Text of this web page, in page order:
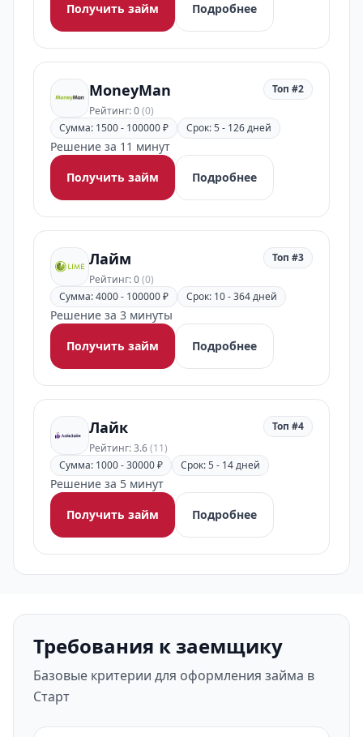
Получить займ
Подробнее
MoneyMan
Рейтинг: 0(0)
Топ #2
Сумма: 1500 - 100000 ₽ Срок: 5 - 126 дней
Решение за 11 минут
Получить займ
Подробнее
Лайм
Рейтинг: 0(0)
Топ #3
Сумма: 4000 - 100000 ₽ Срок: 10 - 364 дней
Решение за 3 минуты
Получить займ
Подробнее
Лайк
Рейтинг: 3.6(11)
Топ #4
Сумма: 1000 - 30000 ₽ Срок: 5 - 14 дней
Решение за 5 минут
Получить займ
Подробнее
Требования к заемщику
Базовые критерии для оформления займа в
Старт